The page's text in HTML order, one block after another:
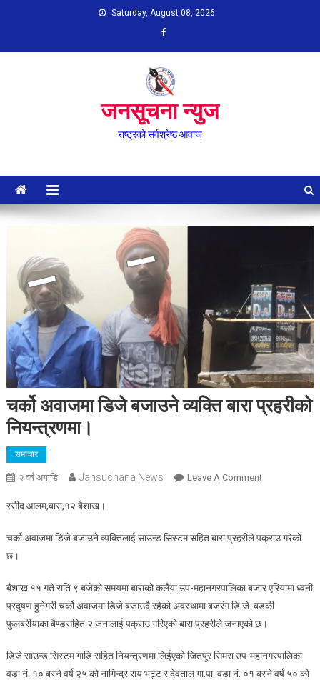
Saturday, August 08, 2026
जनसूचना न्युज
राष्ट्रको सर्वश्रेष्ठ आवाज
चर्को अवाजमा डिजे बजाउने व्यक्ति बारा प्रहरीको
नियन्त्रणमा।
समाचार
२ वर्ष अगाडि Jansuchana News Leave A CommentOn
बजाउने
प्रहरीको
नियन्त्रणमा।
रसीद आलम,बारा,१२ बैशाख।
चर्को अवाजमा डिजे बजाउने व्यक्तिलाई साउन्ड सिस्टम सहित बारा प्रहरीले पक्राउ गरेको
छ।
बैशाख ११ गते राति ९ बजेको समयमा बाराको कलैया उप-महानगरपालिका बजार एरियामा ध्वनी
प्रदुषण हुनेगरी चर्को अवाजमा डिजे बजाउदै रहेको अवस्थामा बजरंग डि.जे. बडकी
फुलबरीयाका बैण्डसहित २ जनालाई पक्राउ गरिएको बारा प्रहरीले जनाएको छ।
डिजे साउन्ड सिस्टम गाडि सहित नियन्त्रणमा लिईएको जितपुर सिमरा उप-महानगरपालिका
वडा नं. १० बस्ने वर्ष २५ को नागिन्द्र राय भट्ट र देवताल गा.पा. वडा नं. ०१ बस्ने वर्ष ५० को